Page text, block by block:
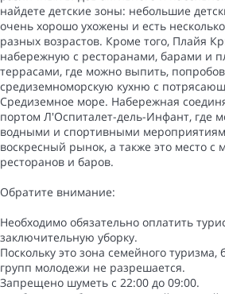
найдете детские зоны: небольшие
очень хорошо ухожены и есть
разных возрастов. Кроме того, Плайя
набережную с ресторанами, барами и
террасами, где можно выпить,
средиземноморскую кухню с
Средиземное море. Набережная
портом Л'Оспиталет-дель-Инфант, где
водными и спортивными
воскресный рынок, а также это место с
ресторанов и баров.
Обратите внимание:
Необходимо обязательно оплатить
заключительную уборку.
Поскольку это зона семейного
групп молодежи не разрешается.
Запрещено шуметь с 22:00 до 09:00.